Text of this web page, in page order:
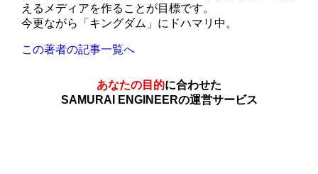
えるメディアを作ることが目標です。
今更ながら「キングダム」にドハマリ中。
この著者の記事一覧へ
あなたの目的に合わせた
SAMURAI ENGINEERの運営サービス